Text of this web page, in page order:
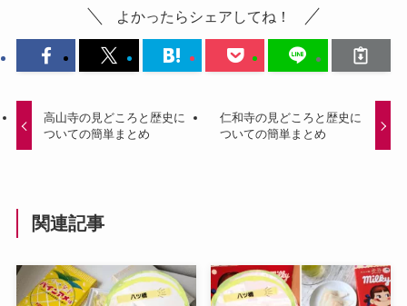
よかったらシェアしてね！
高山寺の見どころと歴史に
ついての簡単まとめ
仁和寺の見どころと歴史に
ついての簡単まとめ
関連記事